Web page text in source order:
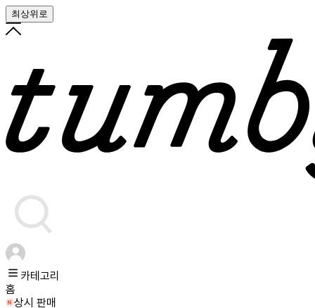
최상위로
카테고리
홈
상시 판매